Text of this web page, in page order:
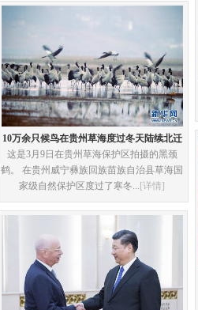
10万余只候鸟在贵州草海度过冬天陆续北迁
这是3月9日在贵州草海保护区拍摄的黑颈
鹤。 在贵州威宁彝族回族苗族自治县草海国
家级自然保护区度过了寒冬... [详情]